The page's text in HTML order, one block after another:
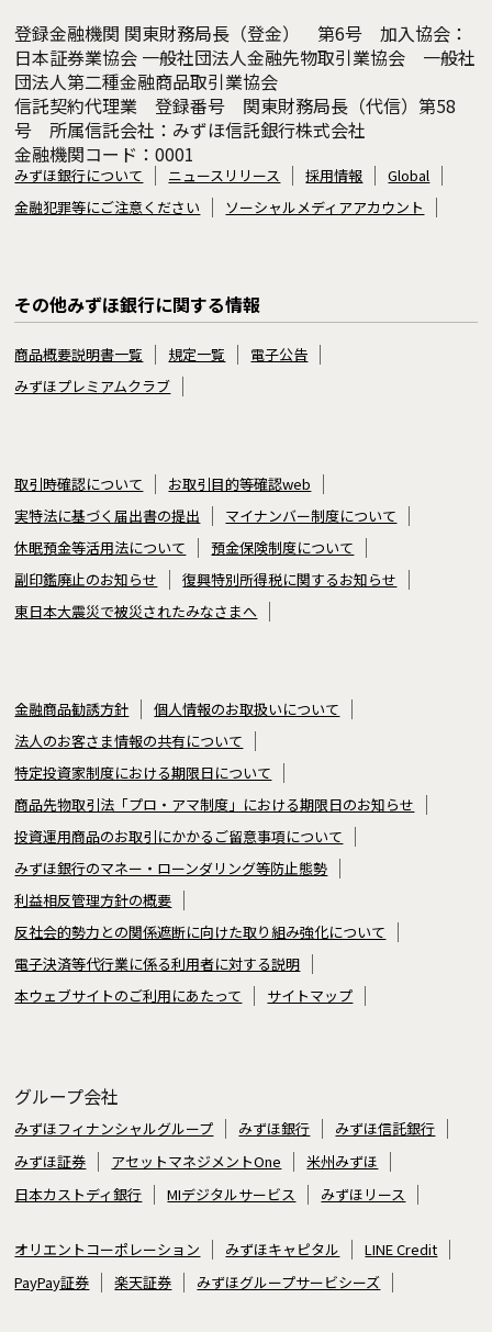
登録金融機関 関東財務局長（登金） 第6号 加入協会：
日本証券業協会 一般社団法人金融先物取引業協会 一般社
団法人第二種金融商品取引業協会
信託契約代理業 登録番号 関東財務局長（代信）第58
号 所属信託会社：みずほ信託銀行株式会社
金融機関コード：0001
みずほ銀行について ニュースリリース 採用情報
Global
金融犯罪等にご注意ください
ソーシャルメディアアカウント
その他みずほ銀行に関する情報
商品概要説明書一覧 規定一覧
電子公告
みずほプレミアムクラブ
取引時確認について
お取引目的等確認web
実特法に基づく届出書の提出
マイナンバー制度について
休眠預金等活用法について
預金保険制度について
副印鑑廃止のお知らせ
復興特別所得税に関するお知らせ
東日本大震災で被災されたみなさまへ
金融商品勧誘方針
個人情報のお取扱いについて
法人のお客さま情報の共有について
特定投資家制度における期限日について
商品先物取引法「プロ・アマ制度」における期限日のお知らせ
投資運用商品のお取引にかかるご留意事項について
みずほ銀行のマネー・ローンダリング等防止態勢
利益相反管理方針の概要
反社会的勢力との関係遮断に向けた取り組み強化について
電子決済等代行業に係る利用者に対する説明
本ウェブサイトのご利用にあたって
サイトマップ
グループ会社
みずほフィナンシャルグループ みずほ銀行
みずほ信託銀行
みずほ証券
アセットマネジメントOne
米州みずほ
日本カストディ銀行
MIデジタルサービス みずほリース
オリエントコーポレーション みずほキャピタル
LINE Credit
PayPay証券
楽天証券 みずほグループサービシーズ